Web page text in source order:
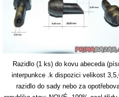
Razidlo (1 ks) do kovu abeceda
interpunkce .k dispozici velikost
razidlo do sady nebo za